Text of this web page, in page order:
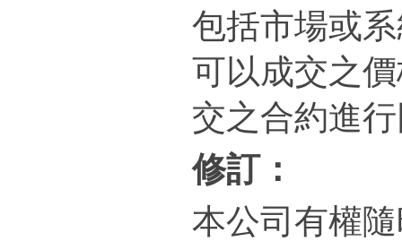
包括市場或
可以成交之
交之合約進
修訂：
本公司有權